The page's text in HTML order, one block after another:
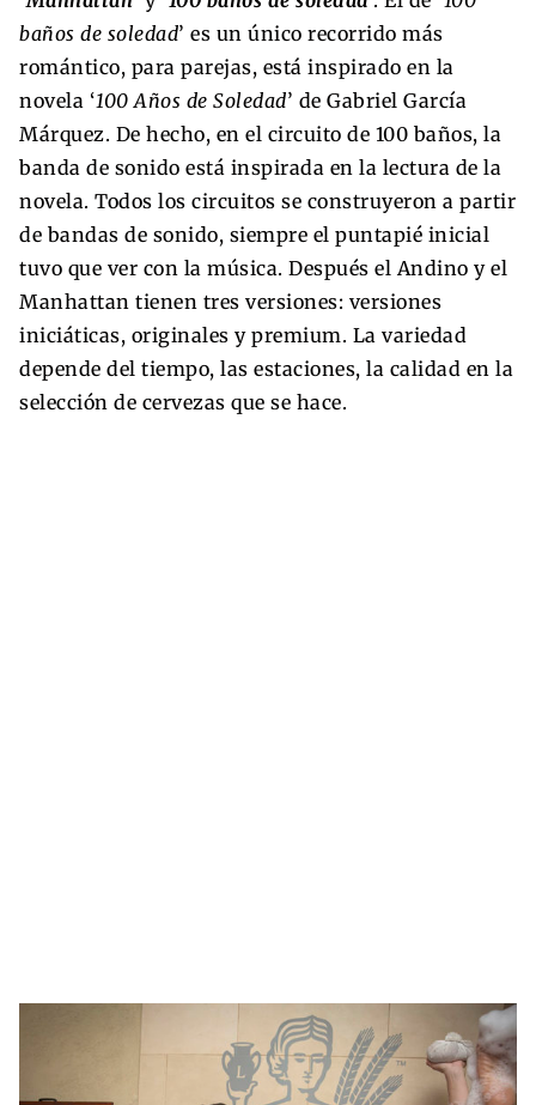
baños de soledad’ es un único recorrido más
romántico, para parejas, está inspirado en la
novela ‘100 Años de Soledad’ de Gabriel García
Márquez. De hecho, en el circuito de 100 baños, la
banda de sonido está inspirada en la lectura de la
novela. Todos los circuitos se construyeron a partir
de bandas de sonido, siempre el puntapié inicial
tuvo que ver con la música. Después el Andino y el
Manhattan tienen tres versiones: versiones
iniciáticas, originales y premium. La variedad
depende del tiempo, las estaciones, la calidad en la
selección de cervezas que se hace.